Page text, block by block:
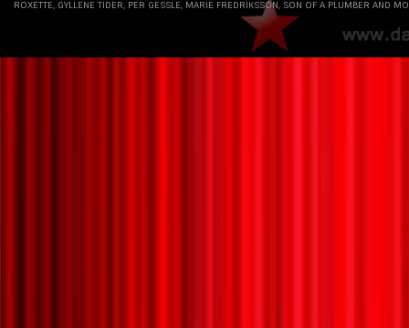
ROXETTE, GYLLENE TIDER, PER GESSLE, MARIE FREDRIKSSON, SON OF A PLUMBER AND